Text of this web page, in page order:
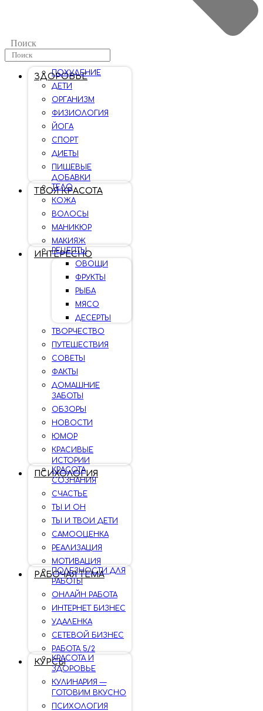
Поиск
ЗДОРОВЬЕ
ПОХУДЕНИЕ
ДЕТИ
ОРГАНИЗМ
ФИЗИОЛОГИЯ
ЙОГА
СПОРТ
ДИЕТЫ
ПИЩЕВЫЕ
ДОБАВКИ
ТВОЯ КРАСОТА
ТЕЛО
КОЖА
ВОЛОСЫ
МАНИКЮР
МАКИЯЖ
ИНТЕРЕСНО
РЕЦЕПТЫ
ОВОЩИ
ФРУКТЫ
РЫБА
МЯСО
ДЕСЕРТЫ
ТВОРЧЕСТВО
ПУТЕШЕСТВИЯ
СОВЕТЫ
ФАКТЫ
ДОМАШНИЕ
ЗАБОТЫ
ОБЗОРЫ
НОВОСТИ
ЮМОР
КРАСИВЫЕ
ИСТОРИИ
ПСИХОЛОГИЯ
КРАСОТА
СОЗНАНИЯ
СЧАСТЬЕ
ТЫ И ОН
ТЫ И ТВОИ ДЕТИ
САМООЦЕНКА
РЕАЛИЗАЦИЯ
МОТИВАЦИЯ
РАБОЧАЯ ТЕМА
ПОЛЕЗНОСТИ ДЛЯ
РАБОТЫ
ОНЛАЙН РАБОТА
ИНТЕРНЕТ БИЗНЕС
УДАЛЕНКА
СЕТЕВОЙ БИЗНЕС
РАБОТА 5/2
КУРСЫКРАСОТА И
ЗДОРОВЬЕ
КУЛИНАРИЯ —
ГОТОВИМ ВКУСНО
ПСИХОЛОГИЯ